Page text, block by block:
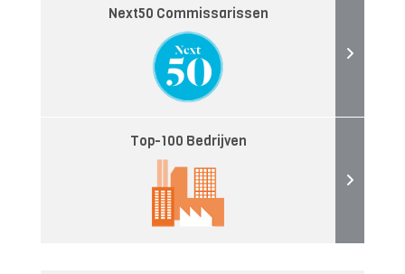
Next50 Commissarissen
Top-100 Bedrijven